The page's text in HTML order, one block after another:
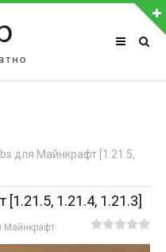
Регистрация
для Майнкрафт [1.21.5,
1.21.4, 1.21.3]
Майнкрафт